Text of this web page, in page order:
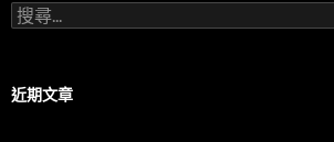
搜
尋
字:
近期文章